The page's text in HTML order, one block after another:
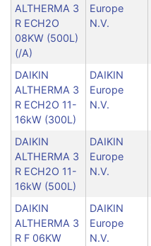
ALTHERMA 3
R ECH2O
08KW (500L)
(/A)
Europe
N.V.
DAIKIN
ALTHERMA 3
R ECH2O 11-
16kW (300L)
DAIKIN
Europe
N.V.
DAIKIN
ALTHERMA 3
R ECH2O 11-
16kW (500L)
DAIKIN
Europe
N.V.
DAIKIN
ALTHERMA 3
R F 06KW
DAIKIN
Europe
N.V.